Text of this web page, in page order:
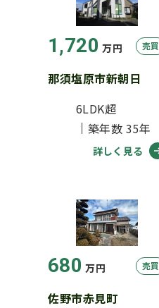
1,720 万円 売買
那須塩原市新朝日
6LDK超
築年数 35年
詳しく見る
680 万円 売買
佐野市赤見町